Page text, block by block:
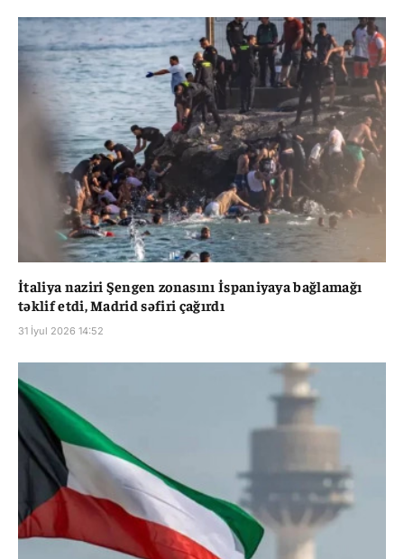
İtaliya naziri Şengen zonasını İspaniyaya bağlamağı
təklif etdi, Madrid səfiri çağırdı
31 İyul 2026 14:52